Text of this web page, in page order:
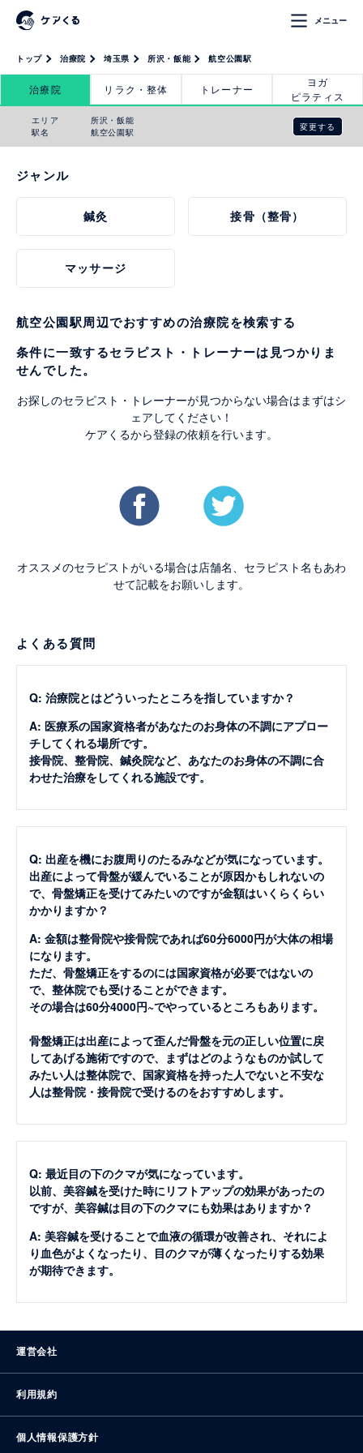
メニュー
トップ 治療院 埼玉県 所沢・飯能 航空公園駅
治療院 リラク・整体 トレーナー
ヨガ
ピラティス
エリア
駅名
所沢・飯能
航空公園駅
変更する
ジャンル
鍼灸 接骨（整骨）
マッサージ
航空公園駅周辺でおすすめの治療院を検索する
条件に一致するセラピスト・トレーナーは見つかりま
せんでした。
お探しのセラピスト・トレーナーが見つからない場合はまずはシ
ェアしてください！
ケアくるから登録の依頼を行います。
オススメのセラピストがいる場合は店舗名、セラピスト名もあわ
せて記載をお願いします。
よくある質問
Q: 治療院とはどういったところを指していますか？
A: 医療系の国家資格者があなたのお身体の不調にアプロー
チしてくれる場所です。
接骨院、整骨院、鍼灸院など、あなたのお身体の不調に合
わせた治療をしてくれる施設です。
Q: 出産を機にお腹周りのたるみなどが気になっています。
出産によって骨盤が緩んでいることが原因かもしれないの
で、骨盤矯正を受けてみたいのですが金額はいくらくらい
かかりますか？
A: 金額は整骨院や接骨院であれば60分6000円が大体の相場
になります。
ただ、骨盤矯正をするのには国家資格が必要ではないの
で、整体院でも受けることができます。
その場合は60分4000円~でやっているところもあります。
骨盤矯正は出産によって歪んだ骨盤を元の正しい位置に戻
してあげる施術ですので、まずはどのようなものか試して
みたい人は整体院で、国家資格を持った人でないと不安な
人は整骨院・接骨院で受けるのをおすすめします。
Q: 最近目の下のクマが気になっています。
以前、美容鍼を受けた時にリフトアップの効果があったの
ですが、美容鍼は目の下のクマにも効果はありますか？
A: 美容鍼を受けることで血液の循環が改善され、それによ
り血色がよくなったり、目のクマが薄くなったりする効果
が期待できます。
運営会社
利用規約
個人情報保護方針